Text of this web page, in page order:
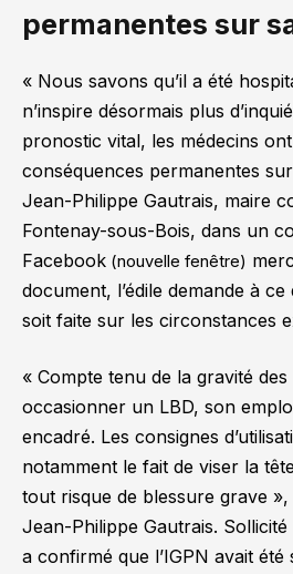
permanentes sur
« Nous savons qu’il a été
n’inspire désormais plus
pronostic vital, les médecins
conséquences permanentes
Jean-Philippe Gautrais, maire
Fontenay-sous-Bois, dans un
Facebook (nouvelle fenêtre)
document, l’édile demande à ce
soit faite sur les circonstances
« Compte tenu de la gravité
occasionner un LBD, son
encadré. Les consignes
notamment le fait de viser la
tout risque de blessure grave »,
Jean-Philippe Gautrais. Sollicité
a confirmé que l’IGPN avait été